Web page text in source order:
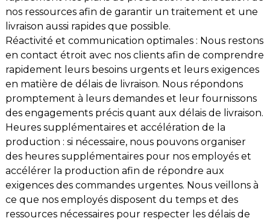
nos ressources afin de garantir un traitement et une
livraison aussi rapides que possible.
Réactivité et communication optimales : Nous restons
en contact étroit avec nos clients afin de comprendre
rapidement leurs besoins urgents et leurs exigences
en matière de délais de livraison. Nous répondons
promptement à leurs demandes et leur fournissons
des engagements précis quant aux délais de livraison.
Heures supplémentaires et accélération de la
production : si nécessaire, nous pouvons organiser
des heures supplémentaires pour nos employés et
accélérer la production afin de répondre aux
exigences des commandes urgentes. Nous veillons à
ce que nos employés disposent du temps et des
ressources nécessaires pour respecter les délais de